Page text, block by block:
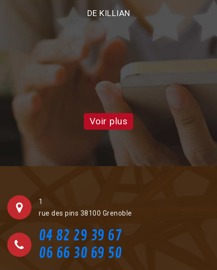
DE KILLIAN
et
Voir plus
1
rue des pins 38100 Grenoble
04 82 29 39 67
06 66 30 69 50